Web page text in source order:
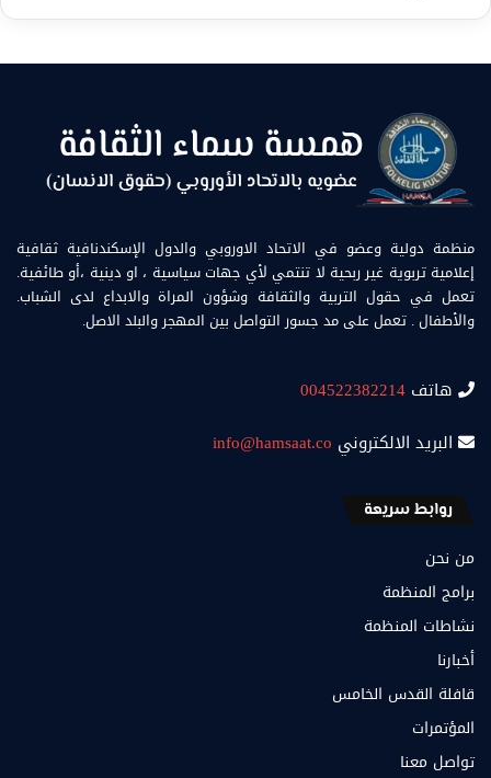
منظمة دولية وعضو في الاتحاد الاوروبي والدول الإسكندنافية ثقافية
إعلامية تربوية غير ربحية لا تنتمي لأي جهات سياسية ، او دينية ،أو طائفية.
تعمل في حقول التربية والثقافة وشؤون المراة والابداع لدى الشباب.
والأطفال . تعمل على مد جسور التواصل بين المهجر والبلد الاصل.
هاتف 004522382214
البريد الالكتروني info@hamsaat.co
روابط سريعة
من نحن
برامج المنظمة
نشاطات المنظمة
أخبارنا
قافلة القدس الخامس
المؤتمرات
تواصل معنا